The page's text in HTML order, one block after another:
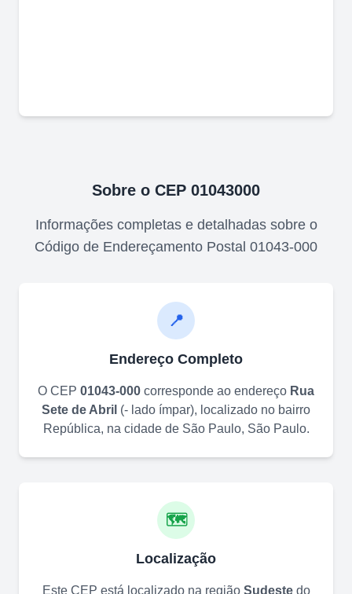
Sobre o CEP 01043000
Informações completas e detalhadas sobre o
Código de Endereçamento Postal 01043-000
📍
Endereço Completo
O CEP 01043-000 corresponde ao endereço Rua
Sete de Abril (- lado ímpar), localizado no bairro
República, na cidade de São Paulo, São Paulo.
🗺️
Localização
Este CEP está localizado na região Sudestedo